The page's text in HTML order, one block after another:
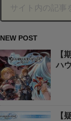
NEW POST
【
ハ
【